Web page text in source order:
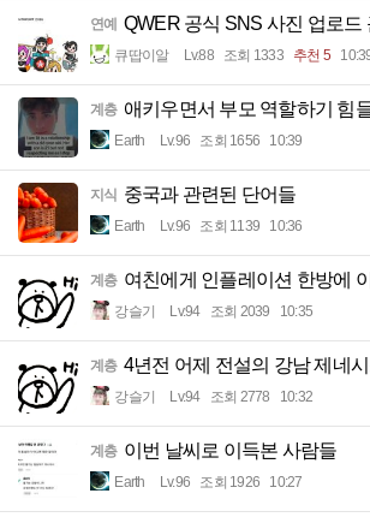
연예 QWER 공식 SNS 사진 업로드
큐땁이알 Lv.88 조회 1333 추천 5
계층 애키우면서 부모 역할하기 힘
Earth Lv.96 조회 1656 10:39
지식 중국과 관련된 단어들
Earth Lv.96 조회 1139 10:36
계층 여친에게 인플레이션 한방에
강슬기 Lv.94 조회 2039 10:35
계층 4년전 어제 전설의 강남 제네
강슬기 Lv.94 조회 2778 10:32
계층 이번 날씨로 이득본 사람들
Earth Lv.96 조회 1926 10:27